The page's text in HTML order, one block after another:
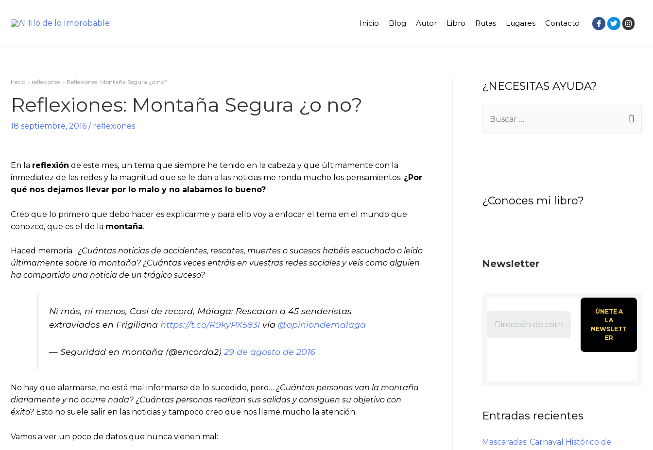
Inicio Blog Autor Libro Rutas Lugares Contacto
Inicio reflexiones Reflexiones: Montaña Segura ¿o no?
Reflexiones: Montaña Segura ¿o no?
18 septiembre, 2016 / reflexiones
En la reflexión de este mes, un tema que siempre he tenido en la cabeza y que últimamente con la
inmediatez de las redes y la magnitud que se le dan a las noticias me ronda mucho los pensamientos: ¿Por
qué nos dejamos llevar por lo malo y no alabamos lo bueno?
Creo que lo primero que debo hacer es explicarme y para ello voy a enfocar el tema en el mundo que
conozco, que es el de la montaña.
Haced memoria…¿Cuántas noticias de accidentes, rescates, muertes o sucesos habéis escuchado o leído
últimamente sobre la montaña? ¿Cuántas veces entráis en vuestras redes sociales y veis como alguien
ha compartido una noticia de un trágico suceso?
Ni más, ni menos, Casi de record, Málaga: Rescatan a 45 senderistas
extraviados en Frigiliana https://t.co/R9kyPX583Ivía @opiniondemalaga
— Seguridad en montaña (@encorda2) 29 de agosto de 2016
No hay que alarmarse, no está mal informarse de lo sucedido, pero… ¿Cuántas personas van la montaña
diariamente y no ocurre nada? ¿Cuántas personas realizan sus salidas y consiguen su objetivo con
éxito? Esto no suele salir en las noticias y tampoco creo que nos llame mucho la atención.
Vamos a ver un poco de datos que nunca vienen mal:
¿NECESITAS AYUDA?
¿Conoces mi libro?
Newsletter
Entradas recientes
Mascaradas: Carnaval Histórico de